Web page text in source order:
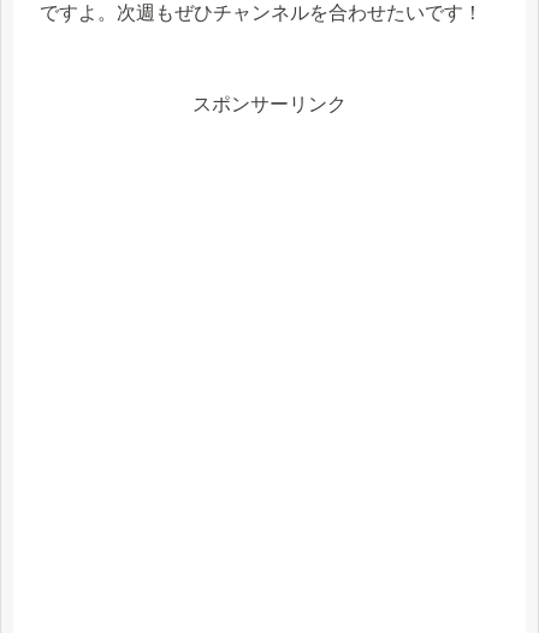
ですよ。次週もぜひチャンネルを合わせたいです！
スポンサーリンク